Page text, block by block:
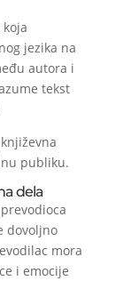
jezika na
autora i
tekst
publiku.
dela
dovoljno
mora
i emocije